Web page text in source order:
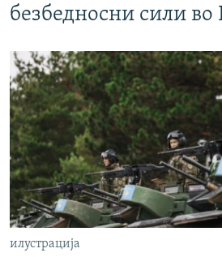
безбедносни сили во
илустрација